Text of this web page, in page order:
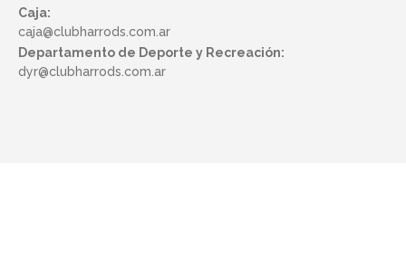
Caja:
caja@clubharrods.com.ar
Departamento de Deporte y Recreación:
dyr@clubharrods.com.ar